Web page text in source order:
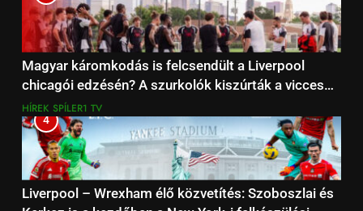
Magyar káromkodás is felcsendült a Liverpool
chicagói edzésén? A szurkolók kiszúrták a vicces
pillanatot (+Video)
HÍREK SPÍLER1 TV
4
Liverpool – Wrexham élő közvetítés: Szoboszlai és